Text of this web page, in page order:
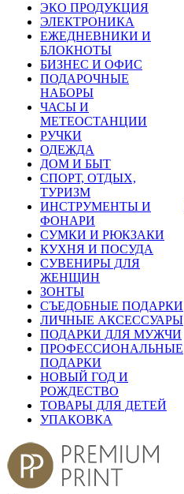
ЭКО ПРОДУКЦИЯ
ЭЛЕКТРОНИКА
ЕЖЕДНЕВНИКИ И
БЛОКНОТЫ
БИЗНЕС И ОФИС
ПОДАРОЧНЫЕ
НАБОРЫ
ЧАСЫ И
МЕТЕОСТАНЦИИ
РУЧКИ
ОДЕЖДА
ДОМ И БЫТ
СПОРТ, ОТДЫХ,
ТУРИЗМ
ИНСТРУМЕНТЫ И
ФОНАРИ
СУМКИ И РЮКЗАКИ
КУХНЯ И ПОСУДА
СУВЕНИРЫ ДЛЯ
ЖЕНЩИН
ЗОНТЫ
СЪЕДОБНЫЕ ПОДАРКИ
ЛИЧНЫЕ АКСЕССУАРЫ
ПОДАРКИ ДЛЯ МУЖЧИ
ПРОФЕССИОНАЛЬНЫЕ
ПОДАРКИ
НОВЫЙ ГОД И
РОЖДЕСТВО
ТОВАРЫ ДЛЯ ДЕТЕЙ
УПАКОВКА